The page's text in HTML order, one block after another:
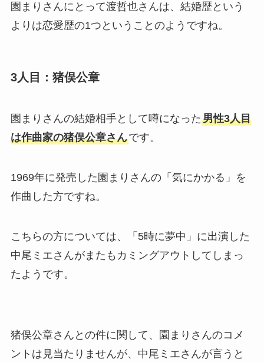
園まりさんにとって渡哲也さんは、結婚歴という
よりは恋愛歴の1つということのようですね。
3人目：猪俣公章
園まりさんの結婚相手として噂になった男性3人目
は作曲家の猪俣公章さんです。
1969年に発売した園まりさんの「気にかかる」を
作曲した方ですね。
こちらの方については、「5時に夢中」に出演した
中尾ミエさんがまたもカミングアウトしてしまっ
たようです。
猪俣公章さんとの件に関して、園まりさんのコメ
ントは見当たりませんが、中尾ミエさんが言うと